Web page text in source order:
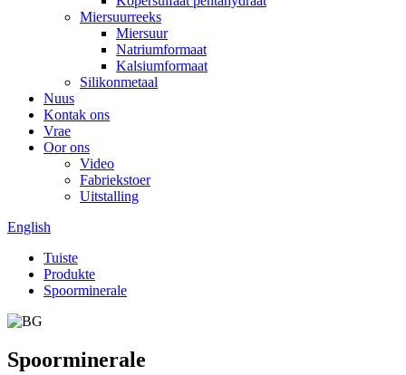
Miersuurreeks
Miersuur
Natriumformaat
Kalsiumformaat
Silikonmetaal
Nuus
Kontak ons
Vrae
Oor ons
Video
Fabriekstoer
Uitstalling
English
Tuiste
Produkte
Spoorminerale
Spoorminerale